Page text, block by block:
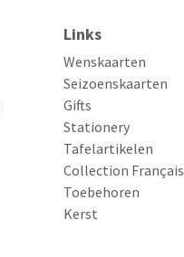
Links
Wenskaarten
Seizoenskaarten
Gifts
Stationery
Tafelartikelen
Collection Français
Toebehoren
Kerst